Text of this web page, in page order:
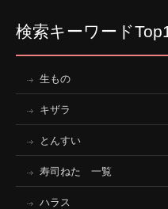
検索キーワード
生もの
キザラ
とんすい
寿司ねた 一覧
ハラス